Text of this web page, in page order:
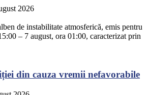
2026
de instabilitate atmosferică, emis pentru
– 7 august, ora 01:00, caracterizat prin
din cauza vremii nefavorabile